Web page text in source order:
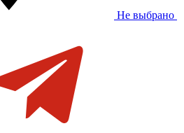
Не выбрано